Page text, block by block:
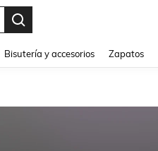
Bisutería y accesorios Zapatos